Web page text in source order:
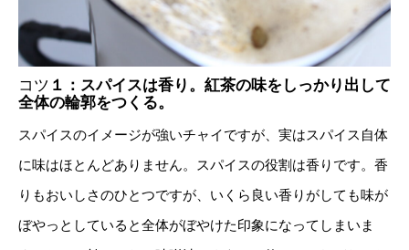
コツ １：スパイスは香り。紅茶の味をしっかり出して
全体の輪郭をつくる。
スパイスのイメージが強いチャイですが、実はスパイス自体
に味はほとんどありません。スパイスの役割は香りです。香
りもおいしさのひとつですが、いくら良い香りがしても味が
ぼやっとしていると全体がぼやけた印象になってしまいま